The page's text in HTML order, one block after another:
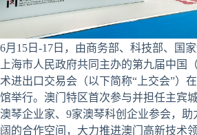
6月15日-17日，由商务部、科技部、国
上海市人民政府共同主办的第九届中国
术进出口交易会（以下简称“上交会”）
馆举行。澳门特区首次参与并担任主宾
澳琴企业家、9家澳琴科创企业参会，助
阔的合作空间，大力推进澳门高新技术